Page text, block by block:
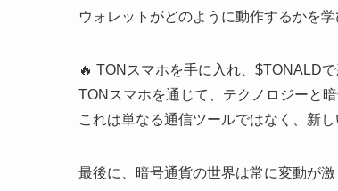
ウォレットがどのように動作するかを
🔥 TONスマホを手に入れ、$TONALD
TONスマホを通じて、テクノロジーと
これは単なる通信ツールではなく、新
最後に、暗号通貨の世界は常に変動が